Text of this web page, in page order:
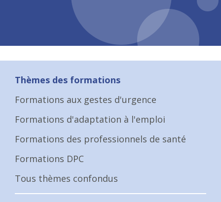
Thèmes des formations
Formations aux gestes d'urgence
Formations d'adaptation à l'emploi
Formations des professionnels de santé
Formations DPC
Tous thèmes confondus